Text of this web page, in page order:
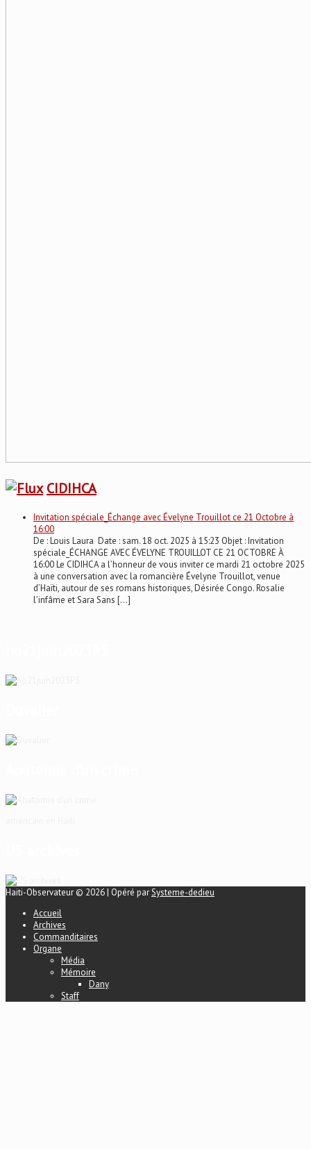
CIDIHCA
Invitation spéciale_Échange avec Évelyne Trouillot ce 21 Octobre à
16:00
De : Louis Laura Date : sam. 18 oct. 2025 à 15:23 Objet : Invitation
spéciale_ÉCHANGE AVEC ÉVELYNE TROUILLOT CE 21 OCTOBRE À
16:00 Le CIDIHCA a l’honneur de vous inviter ce mardi 21 octobre 2025
à une conversation avec la romancière Évelyne Trouillot, venue
d’Haïti, autour de ses romans historiques, Désirée Congo. Rosalie
l’infâme et Sara Sans […]
Haiti-Observateur © 2026 | Opéré parSysteme-dedieu
Accueil
Archives
Commanditaires
Organe
Média
Mémoire
Dany
Staff